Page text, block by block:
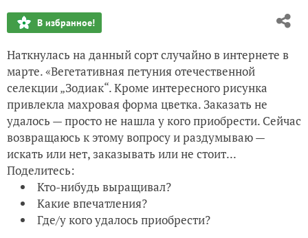
В избранное!
Наткнулась на данный сорт случайно в интернете в
марте. «Вегетативная петуния отечественной
селекции „Зодиак“. Кроме интересного рисунка
привлекла махровая форма цветка. Заказать не
удалось — просто не нашла у кого приобрести. Сейчас
возвращаюсь к этому вопросу и раздумываю —
искать или нет, заказывать или не стоит...
Поделитесь:
Кто-нибудь выращивал?
Какие впечатления?
Где/у кого удалось приобрести?